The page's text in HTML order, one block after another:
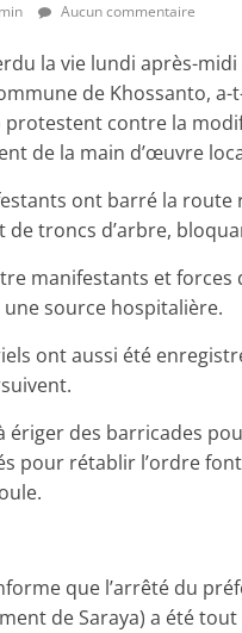
Aucun commentaire
la vie lundi après-
de Khossanto,
protestent contre la
de la main d’œuvre
ont barré la
de troncs d’arbre,
manifestants et
source hospitalière.
ont aussi été
ériger des barricades
pour rétablir l’ordre
que l’arrêté du
de Saraya) a été